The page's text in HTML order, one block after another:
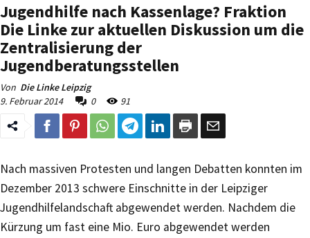
Jugendhilfe nach Kassenlage? Fraktion
Die Linke zur aktuellen Diskussion um die
Zentralisierung der
Jugendberatungsstellen
Von Die Linke Leipzig
9. Februar 2014
0 91
Nach massiven Protesten und langen Debatten konnten im
Dezember 2013 schwere Einschnitte in der Leipziger
Jugendhilfelandschaft abgewendet werden. Nachdem die
Kürzung um fast eine Mio. Euro abgewendet werden